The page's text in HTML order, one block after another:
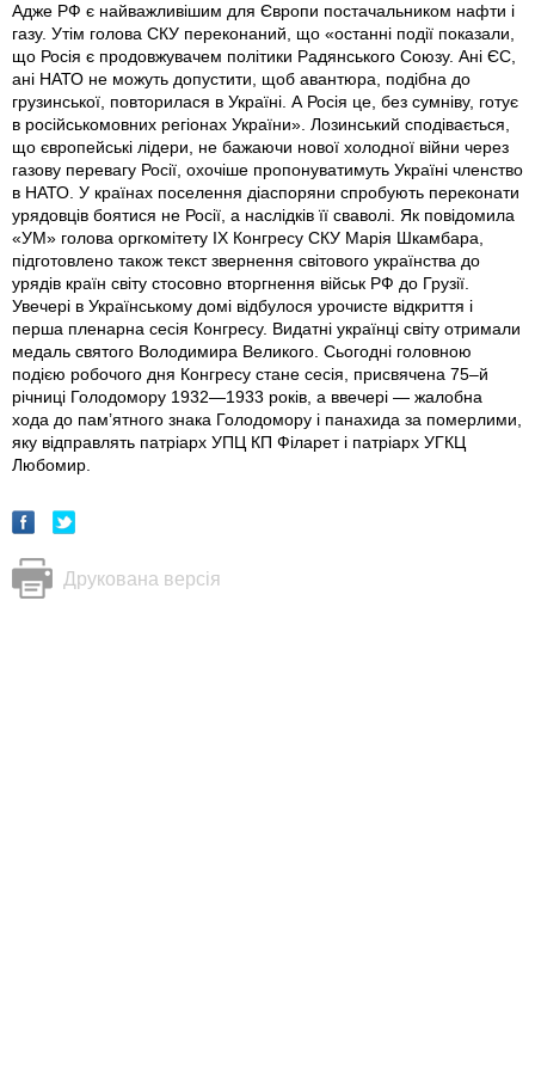
Адже РФ є найважливішим для Європи постачальником нафти і
газу. Утім голова СКУ переконаний, що «останні події показали,
що Росія є продовжувачем політики Радянського Союзу. Ані ЄС,
ані НАТО не можуть допустити, щоб авантюра, подібна до
грузинської, повторилася в Україні. А Росія це, без сумніву, готує
в російськомовних регіонах України». Лозинський сподівається,
що європейські лідери, не бажаючи нової холодної війни через
газову перевагу Росії, охочіше пропонуватимуть Україні членство
в НАТО. У країнах поселення діаспоряни спробують переконати
урядовців боятися не Росії, а наслідків її сваволі. Як повідомила
«УМ» голова оргкомітету ІХ Конгресу СКУ Марія Шкамбара,
підготовлено також текст звернення світового українства до
урядів країн світу стосовно вторгнення військ РФ до Грузії.
Увечері в Українському домі відбулося урочисте відкриття і
перша пленарна сесія Конгресу. Видатні українці світу отримали
медаль святого Володимира Великого. Сьогодні головною
подією робочого дня Конгресу стане сесія, присвячена 75–й
річниці Голодомору 1932—1933 років, а ввечері — жалобна
хода до пам’ятного знака Голодомору і панахида за померлими,
яку відправлять патріарх УПЦ КП Філарет і патріарх УГКЦ
Любомир.
Друкована версія